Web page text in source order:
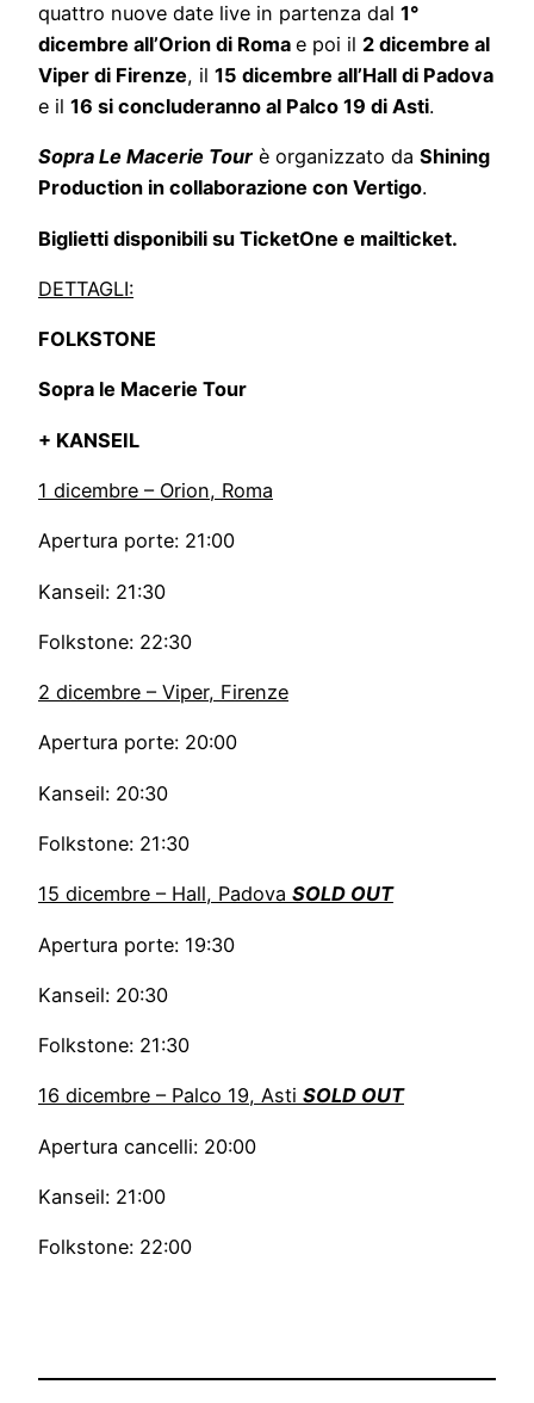
quattro nuove date live in partenza dal 1°
dicembre all’Orion di Roma e poi il 2 dicembre al
Viper di Firenze, il 15 dicembre all’Hall di Padova
e il 16 si concluderanno al Palco 19 di Asti.
Sopra Le Macerie Tour è organizzato da Shining
Production in collaborazione con Vertigo.
Biglietti disponibili su TicketOne e mailticket.
DETTAGLI:
FOLKSTONE
Sopra le Macerie Tour
+ KANSEIL
1 dicembre – Orion, Roma
Apertura porte: 21:00
Kanseil: 21:30
Folkstone: 22:30
2 dicembre – Viper, Firenze
Apertura porte: 20:00
Kanseil: 20:30
Folkstone: 21:30
15 dicembre – Hall, Padova SOLD OUT
Apertura porte: 19:30
Kanseil: 20:30
Folkstone: 21:30
16 dicembre – Palco 19, Asti SOLD OUT
Apertura cancelli: 20:00
Kanseil: 21:00
Folkstone: 22:00